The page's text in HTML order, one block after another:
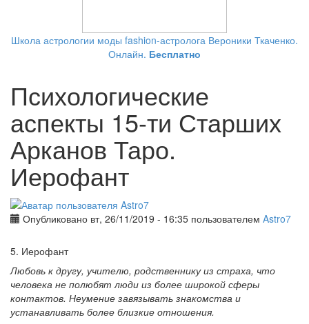
Школа астрологии моды fashion-астролога Вероники Ткаченко.
Онлайн. Бесплатно
Психологические
аспекты 15-ти Старших
Арканов Таро.
Иерофант
Опубликовано вт, 26/11/2019 - 16:35 пользователем Astro7
5. Иерофант
Любовь к другу, учителю, родственнику из страха, что
человека не полюбят люди из более широкой сферы
контактов. Неумение завязывать знакомства и
устанавливать более близкие отношения.